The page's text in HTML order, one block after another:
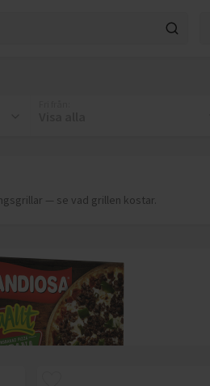
— se vad grillen kostar.